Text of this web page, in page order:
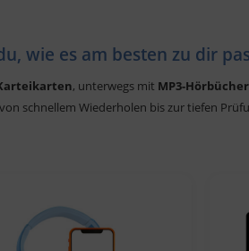
wie es am besten zu dir
, unterwegs mit MP3-
schnellem Wiederholen bis zur tiefen